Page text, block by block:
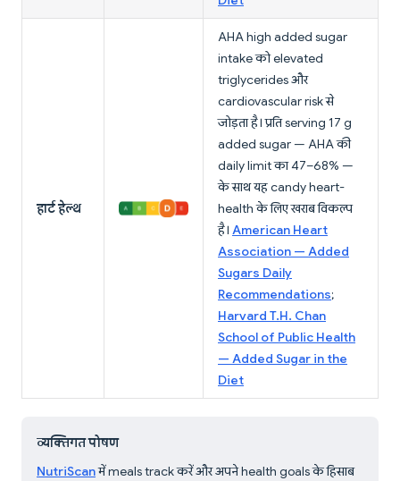
हार्ट हेल्थ
AHA high added sugar
intake को elevated
triglycerides और
cardiovascular risk से
जोड़ता है। प्रति serving 17 g
added sugar — AHA की
daily limit का 47–68% —
के साथ यह candy heart-
health के लिए खराब विकल्प
है। American Heart
Association — Added
Sugars Daily
Recommendations;
Harvard T.H. Chan
School of Public Health
— Added Sugar in the
Diet
व्यक्तिगत पोषण
NutriScanमें meals track करें और अपने health goals के हिसाब